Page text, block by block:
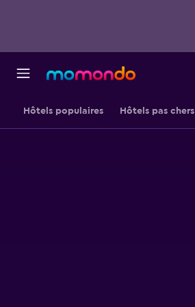
Hôtels populaires Hôtels pas chers